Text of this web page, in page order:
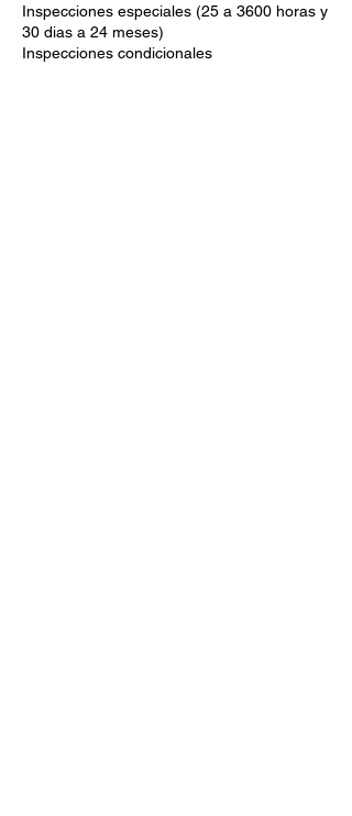
Inspecciones especiales (25 a 3600 horas y
30 dias a 24 meses)
Inspecciones condicionales